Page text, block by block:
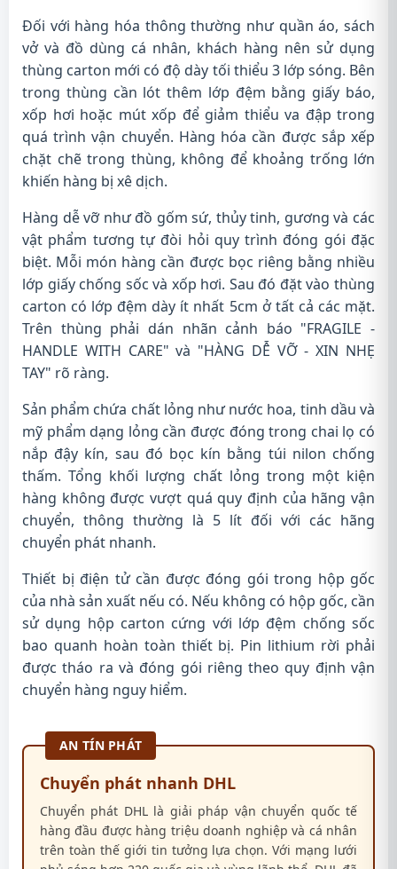
Đối với hàng hóa thông thường như quần áo, sách
vở và đồ dùng cá nhân, khách hàng nên sử dụng
thùng carton mới có độ dày tối thiểu 3 lớp sóng. Bên
trong thùng cần lót thêm lớp đệm bằng giấy báo,
xốp hơi hoặc mút xốp để giảm thiểu va đập trong
quá trình vận chuyển. Hàng hóa cần được sắp xếp
chặt chẽ trong thùng, không để khoảng trống lớn
khiến hàng bị xê dịch.
Hàng dễ vỡ như đồ gốm sứ, thủy tinh, gương và các
vật phẩm tương tự đòi hỏi quy trình đóng gói đặc
biệt. Mỗi món hàng cần được bọc riêng bằng nhiều
lớp giấy chống sốc và xốp hơi. Sau đó đặt vào thùng
carton có lớp đệm dày ít nhất 5cm ở tất cả các mặt.
Trên thùng phải dán nhãn cảnh báo "FRAGILE -
HANDLE WITH CARE" và "HÀNG DỄ VỠ - XIN NHẸ
TAY" rõ ràng.
Sản phẩm chứa chất lỏng như nước hoa, tinh dầu và
mỹ phẩm dạng lỏng cần được đóng trong chai lọ có
nắp đậy kín, sau đó bọc kín bằng túi nilon chống
thấm. Tổng khối lượng chất lỏng trong một kiện
hàng không được vượt quá quy định của hãng vận
chuyển, thông thường là 5 lít đối với các hãng
chuyển phát nhanh.
Thiết bị điện tử cần được đóng gói trong hộp gốc
của nhà sản xuất nếu có. Nếu không có hộp gốc, cần
sử dụng hộp carton cứng với lớp đệm chống sốc
bao quanh hoàn toàn thiết bị. Pin lithium rời phải
được tháo ra và đóng gói riêng theo quy định vận
chuyển hàng nguy hiểm.
AN TÍN PHÁT
Chuyển phát nhanh DHL
Chuyển phát DHL là giải pháp vận chuyển quốc tế
hàng đầu được hàng triệu doanh nghiệp và cá nhân
trên toàn thế giới tin tưởng lựa chọn. Với mạng lưới